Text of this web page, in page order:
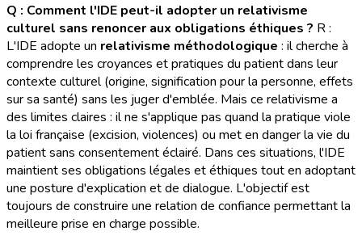
Q : Comment l'IDE peut-il adopter un relativisme
culturel sans renoncer aux obligations éthiques ? R :
L'IDE adopte un relativisme méthodologique : il cherche à
comprendre les croyances et pratiques du patient dans leur
contexte culturel (origine, signification pour la personne, effets
sur sa santé) sans les juger d'emblée. Mais ce relativisme a
des limites claires : il ne s'applique pas quand la pratique viole
la loi française (excision, violences) ou met en danger la vie du
patient sans consentement éclairé. Dans ces situations, l'IDE
maintient ses obligations légales et éthiques tout en adoptant
une posture d'explication et de dialogue. L'objectif est
toujours de construire une relation de confiance permettant la
meilleure prise en charge possible.